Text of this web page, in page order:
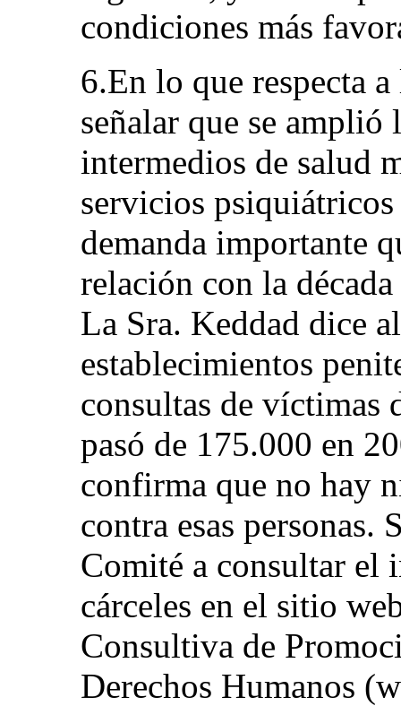
condiciones más
6.En lo que respecta
señalar que se amplió
intermedios de salud
servicios psiquiátricos
demanda importante
relación con la
La Sra. Keddad dice
establecimientos
consultas de víctimas
pasó de 175.000 en
confirma que no hay
contra esas
Comité a consultar el
cárceles en el sitio
Consultiva de
Derechos Humanos